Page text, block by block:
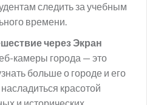
следить за учебным
времени.
через Экран
камеры города — это
больше о городе и его
красотой